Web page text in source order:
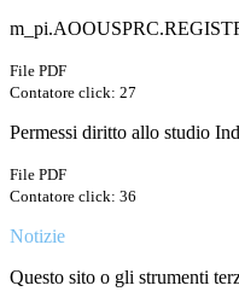
File PDF
Contatore click: 27
Permessi diritto allo studio
File PDF
Contatore click: 36
Notizie
Questo sito o gli strumenti